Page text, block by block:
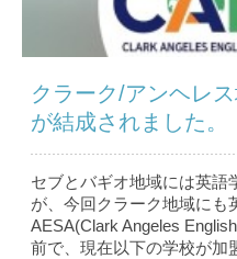
クラーク/アンヘレ
が結成されました。
セブとバギオ地域には英語
が、今回クラーク地域にも
AESA(Clark Angeles
前で、現在以下の学校が加